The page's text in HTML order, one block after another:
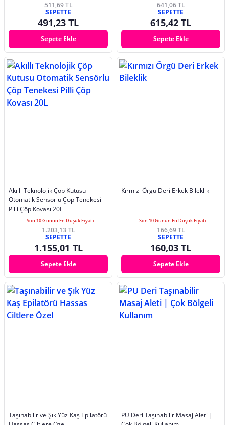
511,69 TL
SEPETTE
491,23 TL
Sepete Ekle
641,06 TL
SEPETTE
615,42 TL
Sepete Ekle
Akıllı Teknolojik Çöp Kutusu
Otomatik Sensörlu Çöp Tenekesi
Pilli Çöp Kovası 20L
Son 10 Günün En Düşük Fiyatı
1.203,13 TL
SEPETTE
1.155,01 TL
Sepete Ekle
Kırmızı Örgü Deri Erkek Bileklik
Son 10 Günün En Düşük Fiyatı
166,69 TL
SEPETTE
160,03 TL
Sepete Ekle
Taşınabilir ve Şık Yüz Kaş Epilatörü
PU Deri Taşınabilir Masaj Aleti |